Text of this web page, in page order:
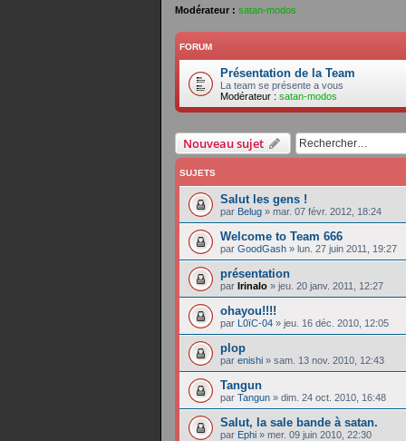
Modérateur : satan-modos
FORUM
Présentation de la Team
La team se présente a vous
Modérateur : satan-modos
Nouveau sujet
SUJETS
Salut les gens !
par Belug » mar. 07 févr. 2012, 18:24
Welcome to Team 666
par GoodGash » lun. 27 juin 2011, 19:27
présentation
par Irinalo » jeu. 20 janv. 2011, 12:27
ohayou!!!!
par L0ïC-04 » jeu. 16 déc. 2010, 12:05
plop
par enishi » sam. 13 nov. 2010, 12:43
Tangun
par Tangun » dim. 24 oct. 2010, 16:48
Salut, la sale bande à satan.
par Ephi » mer. 09 juin 2010, 22:30